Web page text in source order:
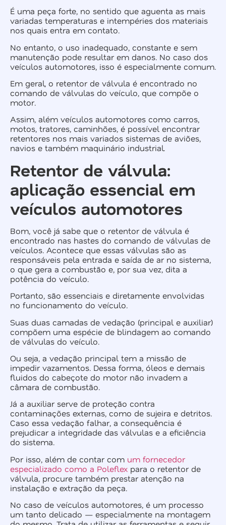
É uma peça forte, no sentido que aguenta as mais
variadas temperaturas e intempéries dos materiais
nos quais entra em contato.
No entanto, o uso inadequado, constante e sem
manutenção pode resultar em danos. No caso dos
veículos automotores, isso é especialmente comum.
Em geral, o retentor de válvula é encontrado no
comando de válvulas do veículo, que compõe o
motor.
Assim, além veículos automotores como carros,
motos, tratores, caminhões, é possível encontrar
retentores nos mais variados sistemas de aviões,
navios e também maquinário industrial.
Retentor de válvula:
aplicação essencial em
veículos automotores
Bom, você já sabe que o retentor de válvula é
encontrado nas hastes do comando de válvulas de
veículos. Acontece que essas válvulas são as
responsáveis pela entrada e saída de ar no sistema,
o que gera a combustão e, por sua vez, dita a
potência do veículo.
Portanto, são essenciais e diretamente envolvidas
no funcionamento do veículo.
Suas duas camadas de vedação (principal e auxiliar)
compõem uma espécie de blindagem ao comando
de válvulas do veículo.
Ou seja, a vedação principal tem a missão de
impedir vazamentos. Dessa forma, óleos e demais
fluidos do cabeçote do motor não invadem a
câmara de combustão.
Já a auxiliar serve de proteção contra
contaminações externas, como de sujeira e detritos.
Caso essa vedação falhar, a consequência é
prejudicar a integridade das válvulas e a eficiência
do sistema.
Por isso, além de contar com um fornecedor
especializado como a Poleflex para o retentor de
válvula, procure também prestar atenção na
instalação e extração da peça.
No caso de veículos automotores, é um processo
um tanto delicado — especialmente na montagem